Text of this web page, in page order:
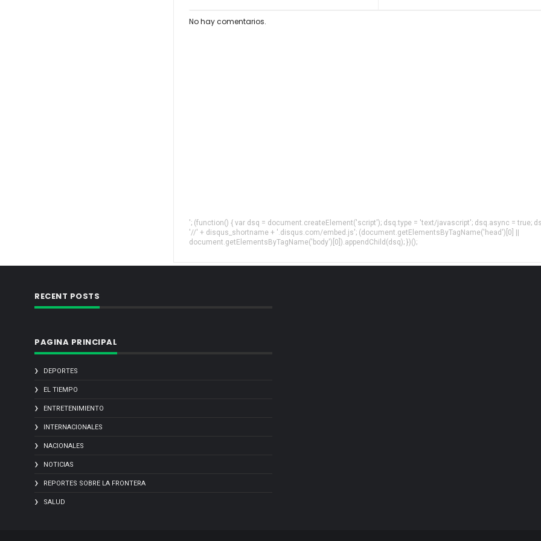
No hay comentarios.
'; (function() { var dsq = document.createElement('script'); dsq.type = 'text/javascript'; dsq.async = true;
'//' + disqus_shortname + '.disqus.com/embed.js'; (document.getElementsByTagName('head')[0] ||
document.getElementsByTagName('body')[0]).appendChild(dsq); })();
RECENT POSTS
PAGINA PRINCIPAL
DEPORTES
EL TIEMPO
ENTRETENIMIENTO
INTERNACIONALES
NACIONALES
NOTICIAS
REPORTES SOBRE LA FRONTERA
SALUD